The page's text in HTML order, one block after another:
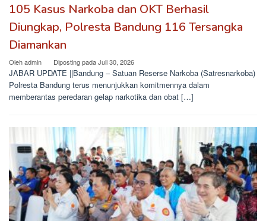
105 Kasus Narkoba dan OKT Berhasil
Diungkap, Polresta Bandung 116 Tersangka
Diamankan
Olehadmin Diposting padaJuli 30, 2026
JABAR UPDATE ||Bandung – Satuan Reserse Narkoba (Satresnarkoba)
Polresta Bandung terus menunjukkan komitmennya dalam
memberantas peredaran gelap narkotika dan obat […]